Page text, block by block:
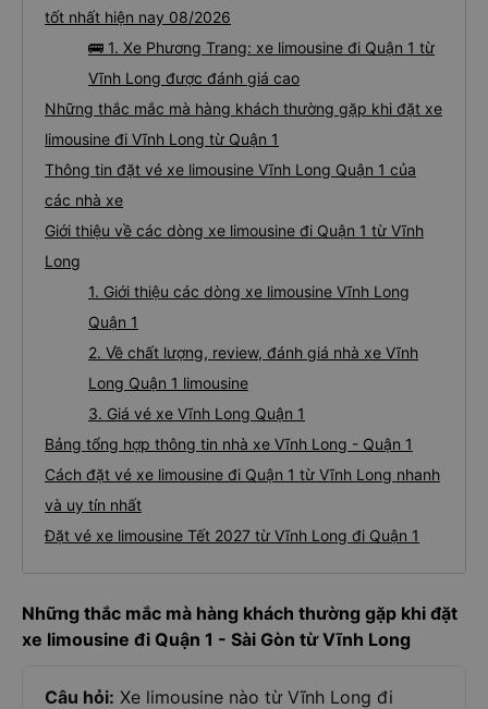
tốt nhất hiện nay 08/2026
🚌 1. Xe Phương Trang: xe limousine đi Quận 1 từ
Vĩnh Long được đánh giá cao
Những thắc mắc mà hàng khách thường gặp khi đặt xe
limousine đi Vĩnh Long từ Quận 1
Thông tin đặt vé xe limousine Vĩnh Long Quận 1 của
các nhà xe
Giới thiệu về các dòng xe limousine đi Quận 1 từ Vĩnh
Long
1. Giới thiệu các dòng xe limousine Vĩnh Long
Quận 1
2. Về chất lượng, review, đánh giá nhà xe Vĩnh
Long Quận 1 limousine
3. Giá vé xe Vĩnh Long Quận 1
Bảng tổng hợp thông tin nhà xe Vĩnh Long - Quận 1
Cách đặt vé xe limousine đi Quận 1 từ Vĩnh Long nhanh
và uy tín nhất
Đặt vé xe limousine Tết 2027 từ Vĩnh Long đi Quận 1
Những thắc mắc mà hàng khách thường gặp khi đặt
xe limousine đi Quận 1 - Sài Gòn từ Vĩnh Long
Câu hỏi: Xe limousine nào từ Vĩnh Long đi